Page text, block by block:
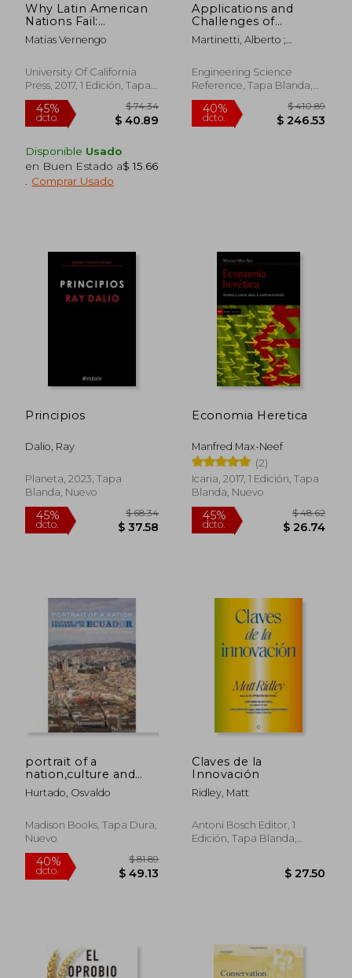
Why Latin American
Nations Fail:
Development
Strategies in the
(en Inglés)
Matias Vernengo
University Of California
Press, 2017, 1 Edición, Tapa
Blanda, Nuevo
Disponible Usado
en Buen Estado a$ 15.66
Comprar Usado
Applications and
Challenges of
Maintenance and
Safety Engineering in
Inglés)
Martinetti, Alberto ;
Singh, Sarbjeet
Engineering Science
Reference, Tapa Blanda,
Nuevo
40%
dcto.
Principios
Dalio, Ray
Planeta, 2023, Tapa
Blanda, Nuevo
45%
dcto.
$ 68.34
Economia Heretica
Manfred Max-Neef
(2)
Icaria, 2017, 1 Edición, Tapa
Blanda, Nuevo
45%
dcto.
portrait of a
nation,culture and
progress in ecuador
(en Inglés)
Hurtado, Osvaldo
Madison Books, Tapa Dura,
Nuevo
Claves de la
Innovación
Ridley, Matt
Antoni Bosch Editor, 1
Edición, Tapa Blanda,